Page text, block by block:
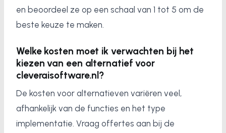
en beoordeel ze op een schaal van 1 tot 5 om de
beste keuze te maken.
Welke kosten moet ik verwachten bij het
kiezen van een alternatief voor
cleveraisoftware.nl?
De kosten voor alternatieven variëren veel,
afhankelijk van de functies en het type
implementatie. Vraag offertes aan bij de